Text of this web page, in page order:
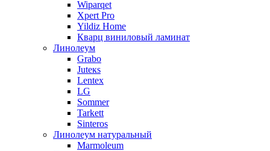
Wiparqet
Xpert Pro
Yildiz Home
Кварц виниловый ламинат
Линолеум
Grabo
Juteкs
Lentex
LG
Sommer
Tarkett
Sinteros
Линолеум натуральный
Marmoleum